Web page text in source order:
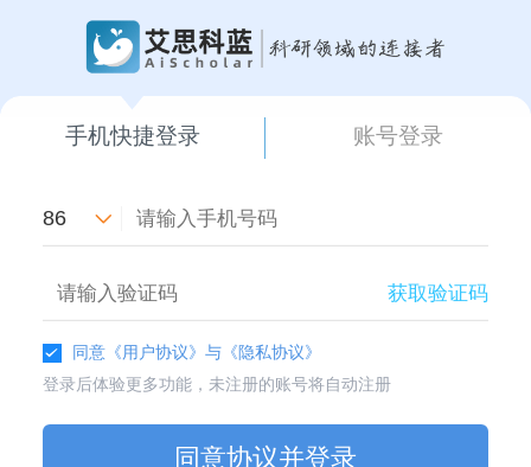
手机快捷登录 账号登录
86
获取验证码
同意 《用户协议》与 《隐私协议》
登录后体验更多功能，未注册的账号将自动注册
同意协议并登录